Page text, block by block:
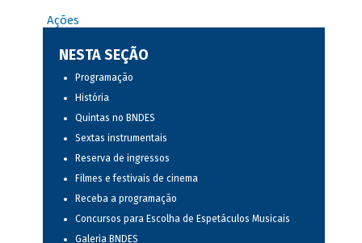
Ações
NESTA SEÇÃO
Programação
História
Quintas no BNDES
Sextas instrumentais
Reserva de ingressos
Filmes e festivais de cinema
Receba a programação
Concursos para Escolha de Espetáculos Musicais
Galeria BNDES